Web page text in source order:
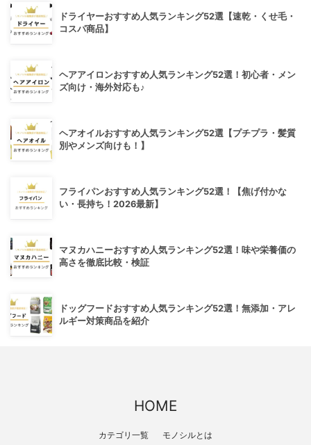
ドライヤーおすすめ人気ランキング52選【速乾・くせ毛・
コスパ商品】
ヘアアイロンおすすめ人気ランキング52選！初心者・メン
ズ向け・海外対応も♪
ヘアオイルおすすめ人気ランキング52選【プチプラ・髪質
別やメンズ向けも！】
フライパンおすすめ人気ランキング52選！【焦げ付かな
い・長持ち！2026最新】
マヌカハニーおすすめ人気ランキング52選！味や栄養価の
高さを徹底比較・検証
ドッグフードおすすめ人気ランキング52選！無添加・アレ
ルギー対策商品を紹介
HOME
カテゴリ一覧 モノシルとは